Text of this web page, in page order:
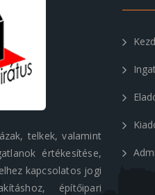
telkek, valamint
értékesítése,
kapcsolatos jogi
építőipari